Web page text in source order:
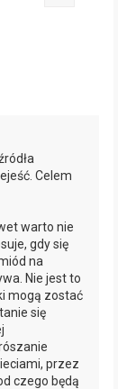
Celem
warto nie
gdy się
na
Nie jest to
mogą zostać
się
przez
czego będą